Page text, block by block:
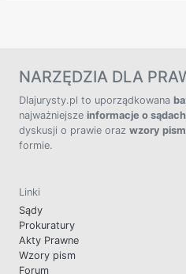
NARZĘDZIA DLA
Dlajurysty.pl to uporządkowana
najważniejsze informacje o
dyskusji o prawie oraz wzory pism
formie.
Linki
Sądy
Prokuratury
Akty Prawne
Wzory pism
Forum